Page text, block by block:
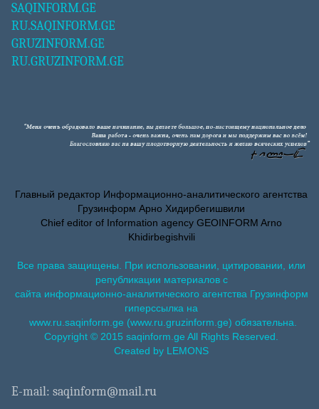
SAQINFORM.GE
RU.SAQINFORM.GE
GRUZINFORM.GE
RU.GRUZINFORM.GE
Главный редактор Информационно-аналитического агентства
Грузинформ Арно Хидирбегишвили
Chief editor of Information agency GEOINFORM Arno
Khidirbegishvili
Все права защищены. При использовании, цитировании, или
републикации материалов с
сайта информационно-аналитического агентства Грузинформ
гиперссылка на
www.ru.saqinform.ge (www.ru.gruzinform.ge) обязательна.
Copyright © 2015 saqinform.ge All Rights Reserved.
Created by LEMONS
E-mail: saqinform@mail.ru